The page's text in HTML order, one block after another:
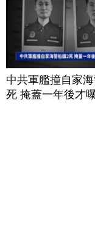
中共軍艦撞自家
死 掩蓋一年後才